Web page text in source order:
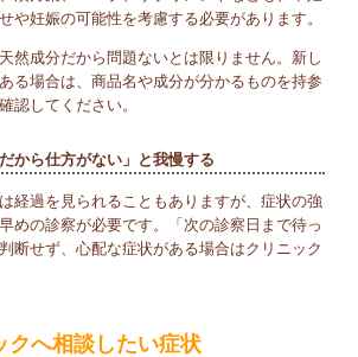
や妊娠の可能性を考慮する必要があります。
然成分だから問題ないとは限りません。新し
る場合は、商品名や成分が分かるものを持参
認してください。
から仕方がない」と我慢する
経過を見られることもありますが、症状の強
めの診察が必要です。「次の診察日まで待っ
断せず、心配な症状がある場合はクリニック
クへ相談したい症状